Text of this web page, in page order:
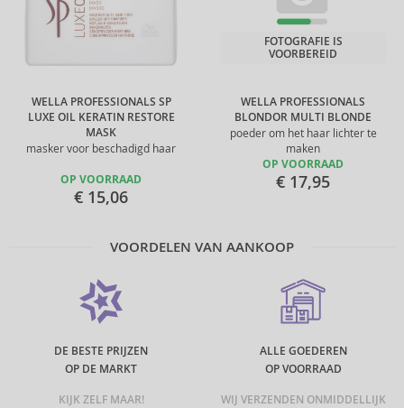
WELLA PROFESSIONALS SP
LUXE OIL KERATIN RESTORE
MASK
masker voor beschadigd haar
OP VOORRAAD
€ 15,06
WELLA PROFESSIONALS
BLONDOR MULTI BLONDE
poeder om het haar lichter te
maken
FOTOGRAFIE IS
VOORBEREID
OP VOORRAAD
€ 17,95
VOORDELEN VAN AANKOOP
DE BESTE PRIJZEN
OP DE MARKT
KIJK ZELF MAAR!
ALLE GOEDEREN
OP VOORRAAD
WIJ VERZENDEN ONMIDDELLIJK